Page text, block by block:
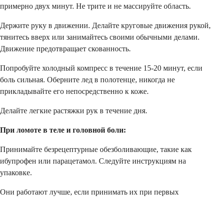
примерно двух минут. Не трите и не массируйте область.
Держите руку в движении. Делайте круговые движения рукой,
тянитесь вверх или занимайтесь своими обычными делами.
Движение предотвращает скованность.
Попробуйте холодный компресс в течение 15-20 минут, если
боль сильная. Оберните лед в полотенце, никогда не
прикладывайте его непосредственно к коже.
Делайте легкие растяжки рук в течение дня.
При ломоте в теле и головной боли:
Принимайте безрецептурные обезболивающие, такие как
ибупрофен или парацетамол. Следуйте инструкциям на
упаковке.
Они работают лучше, если принимать их при первых